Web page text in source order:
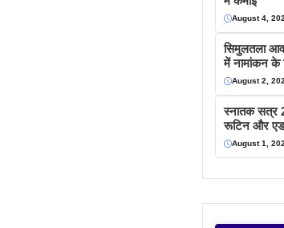
August 4,
सिमुलतला
में नामांकन
August 2,
स्नातक सत्र
रूटिन और
August 1,